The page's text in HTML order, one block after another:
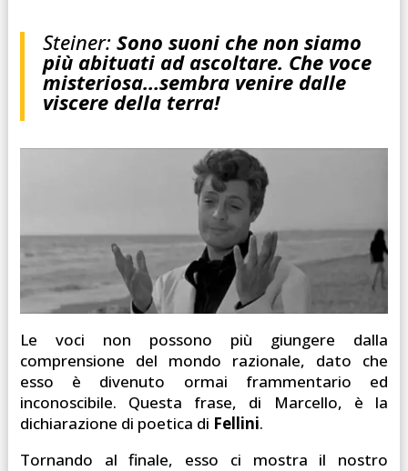
Steiner: Sono suoni che non siamo
più abituati ad ascoltare. Che voce
misteriosa…sembra venire dalle
viscere della terra!
Le voci non possono più giungere dalla
comprensione del mondo razionale, dato che
esso è divenuto ormai frammentario ed
inconoscibile. Questa frase, di Marcello, è la
dichiarazione di poetica di Fellini.
Tornando al finale, esso ci mostra il nostro